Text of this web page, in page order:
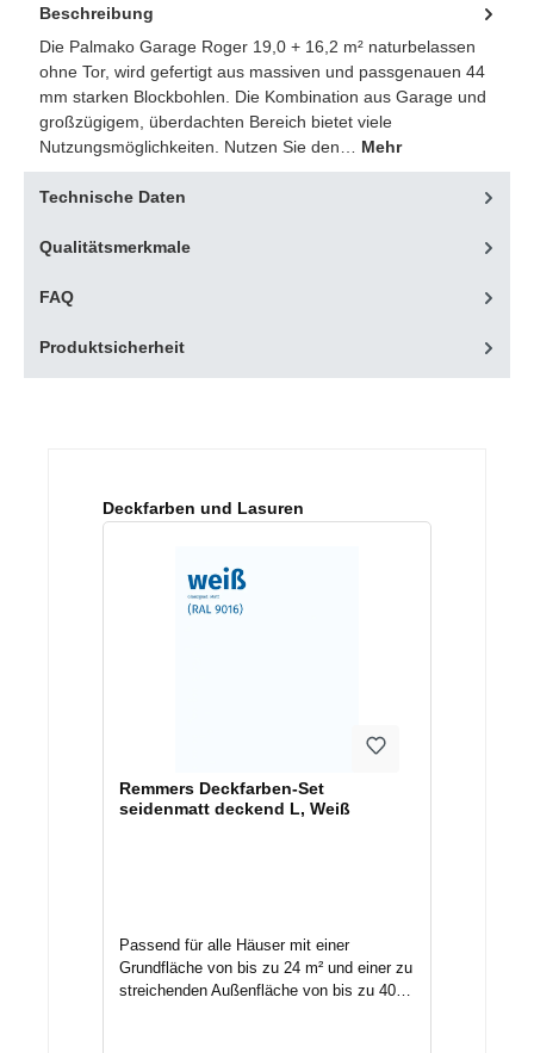
Beschreibung
Die Palmako Garage Roger 19,0 + 16,2 m² naturbelassen
ohne Tor, wird gefertigt aus massiven und passgenauen 44
mm starken Blockbohlen. Die Kombination aus Garage und
großzügigem, überdachten Bereich bietet viele
Nutzungsmöglichkeiten. Nutzen Sie den… Mehr
Technische Daten
Qualitätsmerkmale
FAQ
Produktsicherheit
Produktgalerie überspringen
Deckfarben und Lasuren
Remmers Deckfarben-Set
seidenmatt deckend L, Weiß
Passend für alle Häuser mit einer
Grundfläche von bis zu 24 m² und einer zu
streichenden Außenfläche von bis zu 40